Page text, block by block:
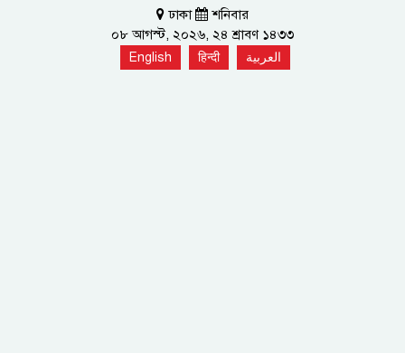
ঢাকা
শনিবার
০৮ আগস্ট, ২০২৬, ২৪ শ্রাবণ ১৪৩৩
English हिन्दी العربية